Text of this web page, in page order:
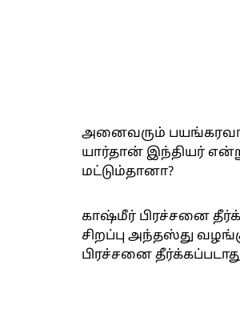
அனைவரும்
யார்தான் இந்தியர்
மட்டும்தானா?
காஷ்மீர் பிரச்சனை
சிறப்பு அந்தஸ்து
பிரச்சனை